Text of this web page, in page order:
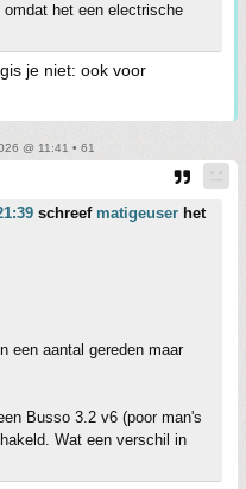
het een electrische
je niet: ook voor
@ 11:41 • 61
schreef matigeuser het
een aantal gereden maar
Busso 3.2 v6 (poor man's
Wat een verschil in